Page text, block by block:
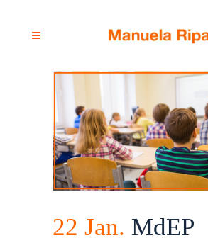
22 Jan. MdEP